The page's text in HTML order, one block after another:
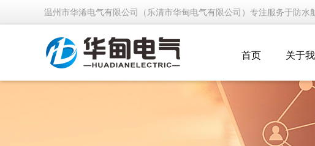
温州市华浠电气有限公司（乐清市华甸电气有限公司）专注服务于防水
首页 关于